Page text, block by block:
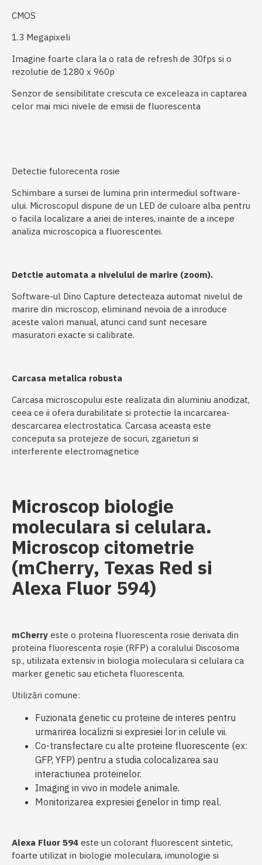
CMOS
1.3 Megapixeli
Imagine foarte clara la o rata de refresh de 30fps si o
rezolutie de 1280 x 960p
Senzor de sensibilitate crescuta ce exceleaza in captarea
celor mai mici nivele de emisii de fluorescenta
Detectie fulorecenta rosie
Schimbare a sursei de lumina prin intermediul software-
ului. Microscopul dispune de un LED de culoare alba pentru
o facila localizare a ariei de interes, inainte de a incepe
analiza microscopica a fluorescentei.
Detctie automata a nivelului de marire (zoom).
Software-ul Dino Capture detecteaza automat nivelul de
marire din microscop, eliminand nevoia de a inroduce
aceste valori manual, atunci cand sunt necesare
masuratori exacte si calibrate.
Carcasa metalica robusta
Carcasa microscopului este realizata din aluminiu anodizat,
ceea ce ii ofera durabilitate si protectie la incarcarea-
descarcarea electrostatica. Carcasa aceasta este
conceputa sa protejeze de socuri, zgarieturi si
interferente electromagnetice
Microscop biologie
moleculara si celulara.
Microscop citometrie
(mCherry, Texas Red si
Alexa Fluor 594)
mCherry este o proteina fluorescenta rosie derivata din
proteina fluorescenta roșie (RFP) a coralului Discosoma
sp., utilizata extensiv in biologia moleculara si celulara ca
marker genetic sau eticheta fluorescenta.
Utilizări comune:
Fuzionata genetic cu proteine de interes pentru
urmarirea localizrii si expresiei lor in celule vii.
Co-transfectare cu alte proteine fluorescente (ex:
GFP, YFP) pentru a studia colocalizarea sau
interactiunea proteinelor.
Imaging in vivo in modele animale.
Monitorizarea expresiei genelor in timp real.
Alexa Fluor 594 este un colorant fluorescent sintetic,
foarte utilizat in biologie moleculara, imunologie si